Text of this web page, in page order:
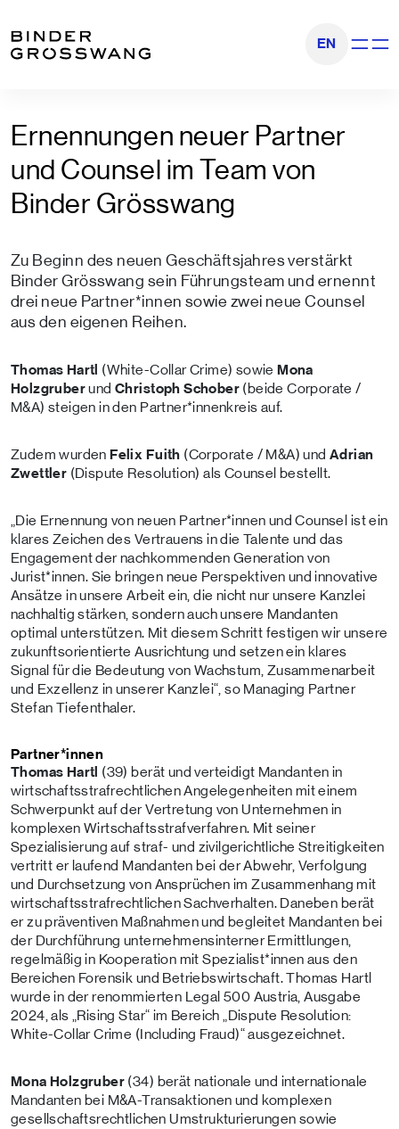
EN
Ernennungen neuer Partner
und Counsel im Team von
Binder Grösswang
Zu Beginn des neuen Geschäftsjahres verstärkt
Binder Grösswang sein Führungsteam und ernennt
drei neue Partner*innen sowie zwei neue Counsel
aus den eigenen Reihen.
Thomas Hartl (White-Collar Crime) sowie Mona
HolzgruberundChristoph Schober (beide Corporate /
M&A) steigen in den Partner*innenkreis auf.
Zudem wurden Felix Fuith (Corporate / M&A) undAdrian
Zwettler (Dispute Resolution) als Counsel bestellt.
„Die Ernennung von neuen Partner*innen und Counsel ist ein
klares Zeichen des Vertrauens in die Talente und das
Engagement der nachkommenden Generation von
Jurist*innen. Sie bringen neue Perspektiven und innovative
Ansätze in unsere Arbeit ein, die nicht nur unsere Kanzlei
nachhaltig stärken, sondern auch unsere Mandanten
optimal unterstützen. Mit diesem Schritt festigen wir unsere
zukunftsorientierte Ausrichtung und setzen ein klares
Signal für die Bedeutung von Wachstum, Zusammenarbeit
und Exzellenz in unserer Kanzlei“, so Managing Partner
Stefan Tiefenthaler.
Partner*innen
Thomas Hartl (39) berät und verteidigt Mandanten in
wirtschaftsstrafrechtlichen Angelegenheiten mit einem
Schwerpunkt auf der Vertretung von Unternehmen in
komplexen Wirtschaftsstrafverfahren. Mit seiner
Spezialisierung auf straf- und zivilgerichtliche Streitigkeiten
vertritt er laufend Mandanten bei der Abwehr, Verfolgung
und Durchsetzung von Ansprüchen im Zusammenhang mit
wirtschaftsstrafrechtlichen Sachverhalten. Daneben berät
er zu präventiven Maßnahmen und begleitet Mandanten bei
der Durchführung unternehmensinterner Ermittlungen,
regelmäßig in Kooperation mit Spezialist*innen aus den
Bereichen Forensik und Betriebswirtschaft. Thomas Hartl
wurde in der renommierten Legal 500 Austria, Ausgabe
2024, als „Rising Star“ im Bereich „Dispute Resolution:
White-Collar Crime (Including Fraud)“ ausgezeichnet.
Mona Holzgruber (34) berät nationale und internationale
Mandanten bei M&A-Transaktionen und komplexen
gesellschaftsrechtlichen Umstrukturierungen sowie